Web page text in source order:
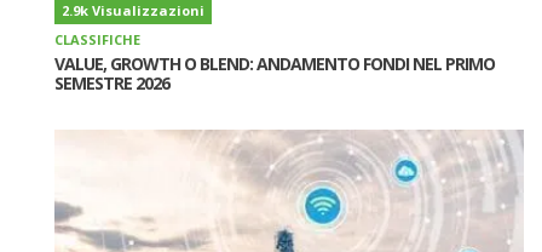
2.9k Visualizzazioni
CLASSIFICHE
VALUE, GROWTH O BLEND: ANDAMENTO FONDI NEL PRIMO
SEMESTRE 2026